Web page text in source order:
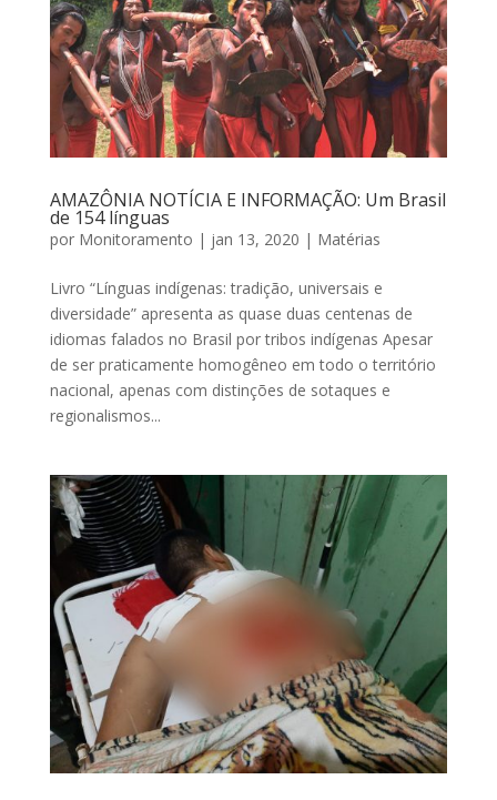
AMAZÔNIA NOTÍCIA E INFORMAÇÃO: Um Brasil
de 154 línguas
por Monitoramento | jan 13, 2020 | Matérias
Livro “Línguas indígenas: tradição, universais e
diversidade” apresenta as quase duas centenas de
idiomas falados no Brasil por tribos indígenas Apesar
de ser praticamente homogêneo em todo o território
nacional, apenas com distinções de sotaques e
regionalismos...